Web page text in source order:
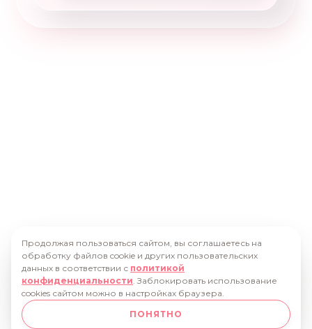
Продолжая пользоваться сайтом, вы соглашаетесь на
обработку файлов cookie и других пользовательских
данных в соответствии с политикой
конфиденциальности. Заблокировать использование
cookies сайтом можно в настройках браузера.
ПОНЯТНО